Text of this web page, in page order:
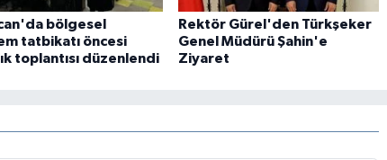
bölgesel
tatbikatı öncesi
toplantısı düzenlendi
Rektör Gürel'den Türkşeker
Genel Müdürü Şahin'e
Ziyaret